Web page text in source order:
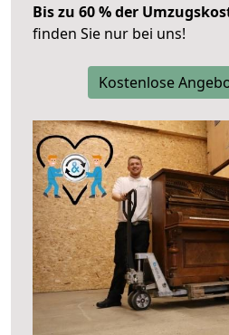
Bis zu 60 % der
finden Sie nur bei uns!
Kostenlose